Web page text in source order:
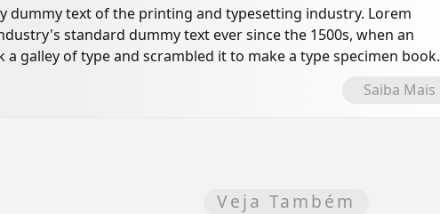
dummy text of the printing and typesetting industry. Lorem
standard dummy text ever since the 1500s, when an
galley of type and scrambled it to make a type specimen book.
Saiba Mais
Veja Também